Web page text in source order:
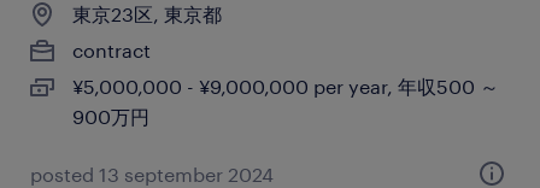
東京23区, 東京都
contract
¥5,000,000 - ¥9,000,000 per year, 年収500 ～
900万円
posted 13 september 2024